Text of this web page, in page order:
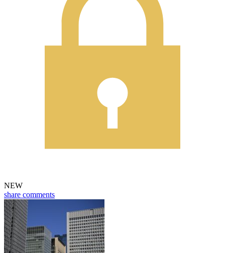
NEW
share comments